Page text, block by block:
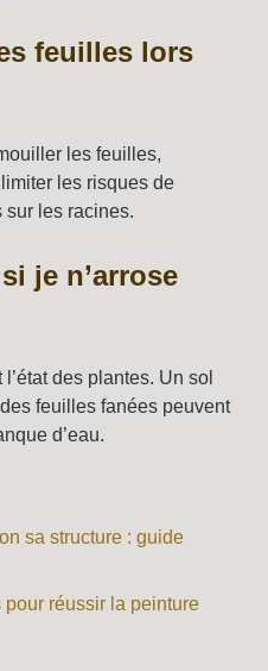
feuilles lors
les feuilles,
les risques de
sur les racines.
je n’arrose
des plantes. Un sol
feuilles fanées peuvent
d’eau.
sa structure : guide
réussir la peinture